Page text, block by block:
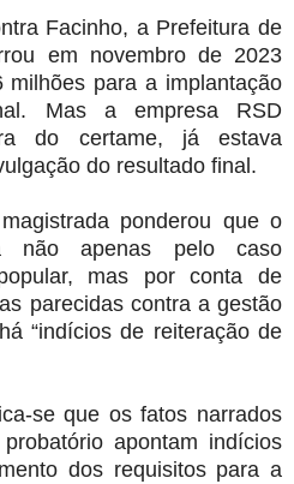
Facinho, a Prefeitura de
em novembro de 2023
para a implantação
Mas a empresa RSD
do certame, já estava
do resultado final.
ponderou que o
não apenas pelo caso
mas por conta de
parecidas contra a gestão
“indícios de reiteração de
se que os fatos narrados
apontam indícios
dos requisitos para a